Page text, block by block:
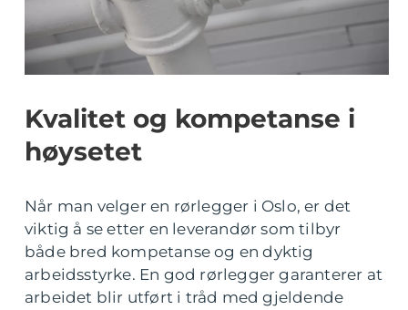
Kvalitet og kompetanse i
høysetet
Når man velger en rørlegger i Oslo, er det
viktig å se etter en leverandør som tilbyr
både bred kompetanse og en dyktig
arbeidsstyrke. En god rørlegger garanterer at
arbeidet blir utført i tråd med gjeldende